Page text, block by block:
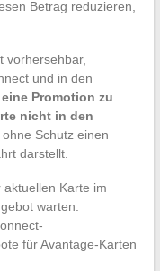
Betrag reduzieren,
vorhersehbar,
und in den
Promotion zu
nicht in den
Schutz einen
darstellt.
Karte im
warten.
für Avantage-Karten